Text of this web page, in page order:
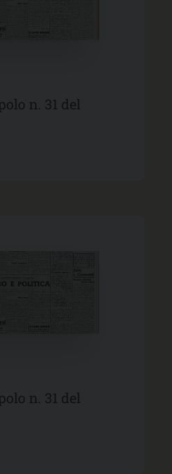
n. 31 del
n. 31 del